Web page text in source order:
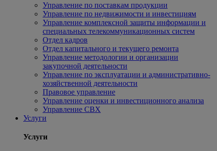
Управление по поставкам продукции
Управление по недвижимости и инвестициям
Управление комплексной защиты информации и
специальных телекоммуникационных систем
Отдел кадров
Отдел капитального и текущего ремонта
Управление методологии и организации
закупочной деятельности
Управление по эксплуатации и административно-
хозяйственной деятельности
Правовое управление
Управление оценки и инвестиционного анализа
Управление СВХ
Услуги
Услуги